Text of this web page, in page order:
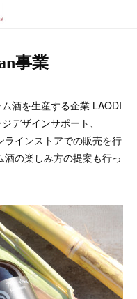
事業
酒を生産する企業 LAODI
デザインサポート、
ラインストアでの販売を行
の楽しみ方の提案も行っ